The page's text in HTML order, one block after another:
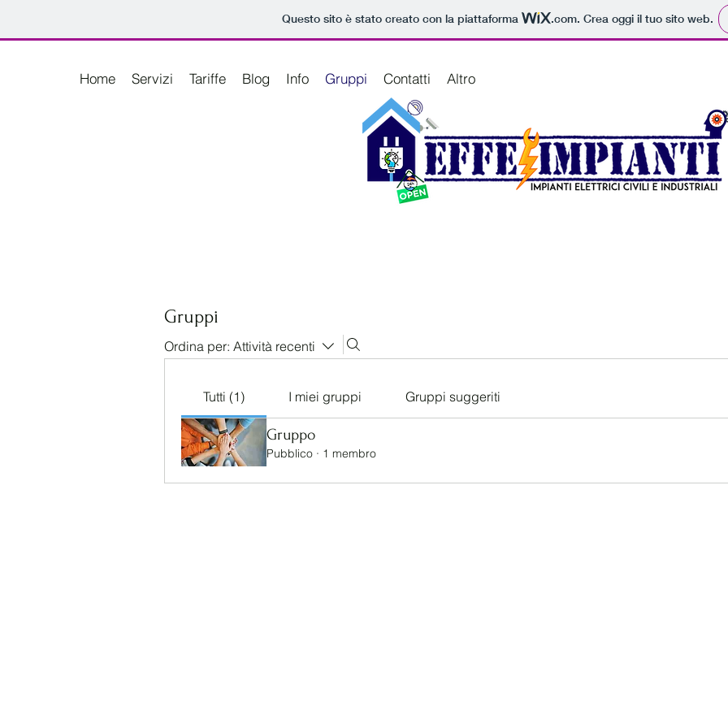
Questo sito è stato creato con la piattaforma .com. Crea oggi il tuo sito web.
Home Servizi Tariffe Blog Info Gruppi Contatti Altro
Gruppi
Ordina per: Attività recenti
Tutti (1) I miei gruppi Gruppi suggeriti
Gruppo
Pubblico · 1 membro